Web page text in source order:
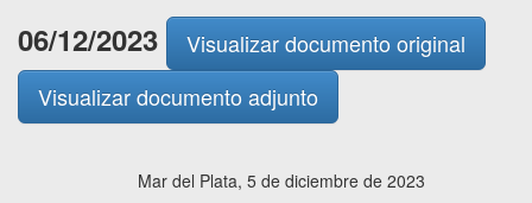
06/12/2023
Visualizar documento original
Visualizar documento adjunto
Mar del Plata, 5 de diciembre de 2023